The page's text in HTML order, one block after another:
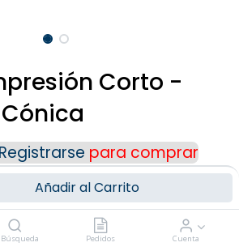
Añadir al Carrito
Búsqueda Pedidos Cuenta
Corto -
Registrarse para comprar